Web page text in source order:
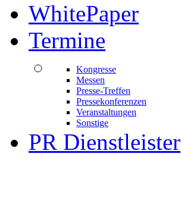
WhitePaper
Termine
Kongresse
Messen
Presse-Treffen
Pressekonferenzen
Veranstaltungen
Sonstige
PR Dienstleister